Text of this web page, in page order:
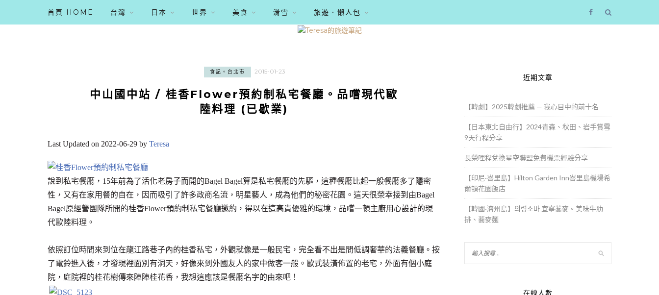
首頁 HOME 台灣 日本 世界 美食 滑雪 旅遊．懶人包
食記。台北市 2015-01-23
中山國中站 / 桂香Flower預約制私宅餐廳。品嚐現代歐
陸料理 (已歇業)
Last Updated on 2022-06-29 by Teresa
說到私宅餐廳，15年前為了活化老房子而開的Bagel Bagel算是私宅餐廳的先驅，這種餐廳比起一般餐廳多了隱密
性，又有在家用餐的自在，因而吸引了許多政商名流，明星藝人，成為他們的秘密花園。這天很榮幸接到由Bagel
Bagel原經營團隊所開的桂香Flower預約制私宅餐廳邀約，得以在這高貴優雅的環境，品嚐一頓主廚用心設計的現
代歐陸料理。
依照訂位時間來到位在龍江路巷子內的桂香私宅，外觀就像是一般民宅，完全看不出是間低調奢華的法義餐廳。按
了電鈴進入後，才發現裡面別有洞天，好像來到外國友人的家中做客一般。歐式裝潢佈置的老宅，外面有個小庭
院，庭院裡的桂花樹傳來陣陣桂花香，我想這應該是餐廳名字的由來吧！
近期文章
【韓劇】2025韓劇推薦 — 我心目中的前十名
【日本東北自由行】2024青森、秋田、岩手賞雪
9天行程分享
長榮哩程兌換星空聯盟免費機票經驗分享
【印尼·峇里島】Hilton Garden Inn峇里島機場希
爾頓花園飯店
【韓國·濟州島】의령소바 宜寧蕎麥。美味牛肋
排、蕎麥麵
在線人數